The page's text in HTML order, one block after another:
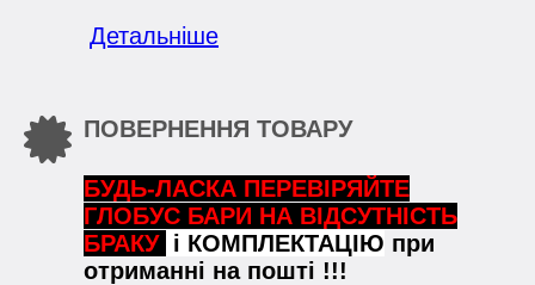
Детальніше
ПОВЕРНЕННЯ ТОВАРУ
БУДЬ-ЛАСКА ПЕРЕВІРЯЙТЕ
ГЛОБУС БАРИ НА ВІДСУТНІСТЬ
БРАКУ і КОМПЛЕКТАЦІЮ при
отриманні на пошті !!!